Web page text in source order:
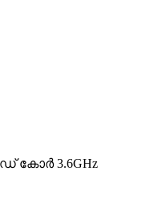
കോർ 3.6GHz